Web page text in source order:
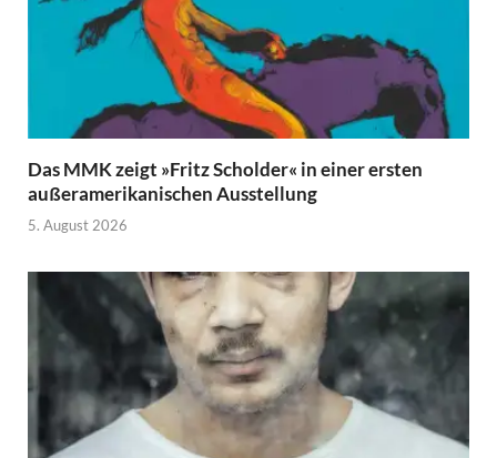
Das MMK zeigt »Fritz Scholder« in einer ersten
außeramerikanischen Ausstellung
5. August 2026